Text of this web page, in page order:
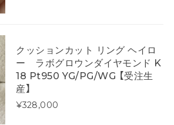
クッションカット リング ヘイロ
ー ラボグロウンダイヤモンド K
18 Pt950 YG/PG/WG 【受注生
産】
¥328,000